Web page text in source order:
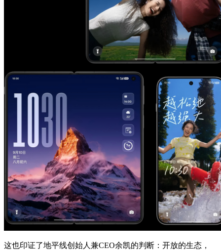
这也印证了地平线创始人兼CEO余凯的判断：开放的生态，